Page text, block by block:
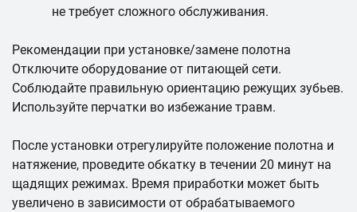
не требует сложного обслуживания.
Рекомендации при установке/замене полотна
Отключите оборудование от питающей сети.
Соблюдайте правильную ориентацию режущих зубьев.
Используйте перчатки во избежание травм.
После установки отрегулируйте положение полотна и
натяжение, проведите обкатку в течении 20 минут на
щадящих режимах. Время приработки может быть
увеличено в зависимости от обрабатываемого